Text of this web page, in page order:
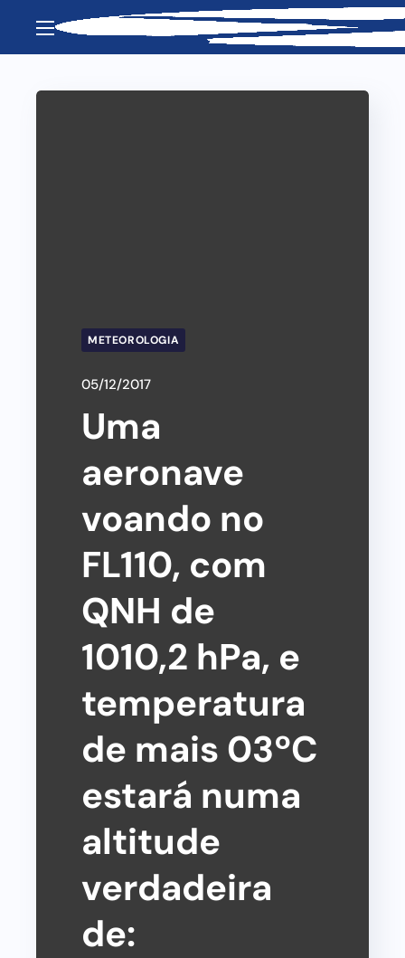
METEOROLOGIA
05/12/2017
Uma
aeronave
voando no
FL110, com
QNH de
1010,2 hPa, e
temperatura
de mais 03ºC
estará numa
altitude
verdadeira
de: